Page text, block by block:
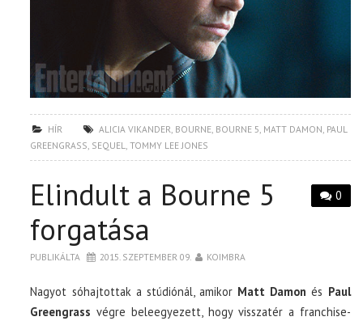
HÍR ALICIA VIKANDER, BOURNE, BOURNE 5, MATT DAMON, PAUL
GREENGRASS, SEQUEL,TOMMY LEE JONES
0
Elindult a Bourne 5
forgatása
PUBLIKÁLTA 2015. SZEPTEMBER 09. KOIMBRA
Nagyot sóhajtottak a stúdiónál, amikorMatt Damon és Paul
Greengrass végre beleegyezett, hogy visszatér a franchise-